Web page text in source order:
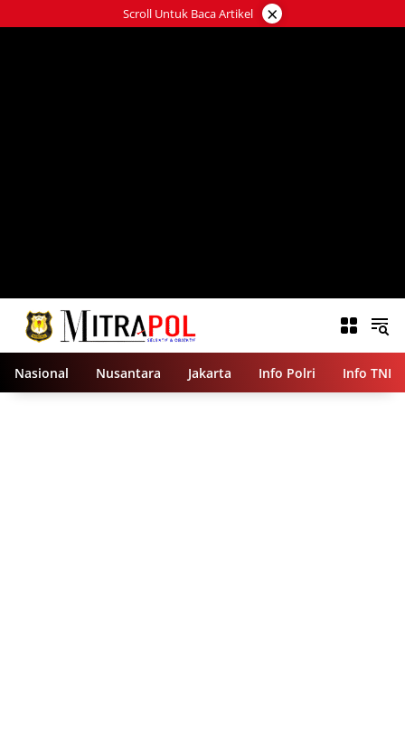
ke
Scroll Untuk Baca Artikel ×
Nasional Nusantara Jakarta Info Polri Info TNI